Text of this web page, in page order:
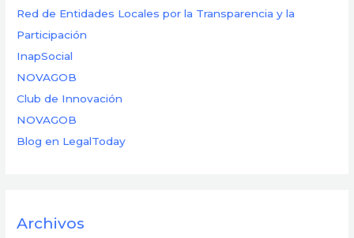
Red de Entidades Locales por la Transparencia y la
Participación
InapSocial
NOVAGOB
Club de Innovación
NOVAGOB
Blog en LegalToday
Archivos